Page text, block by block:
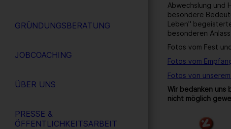
GRÜNDUNGSBERATUNG
JOBCOACHING
ÜBER UNS
PRESSE &
ÖFFENTLICHKEITSARBEIT
Abwechslung und
besondere
Leben"
besonderen
Fotos vom Fest
Fotos vom
Fotos von
Wir bedanken uns
nicht möglich